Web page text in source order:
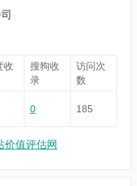
收
搜狗收
录
访问次
数
0 185
价值评估网